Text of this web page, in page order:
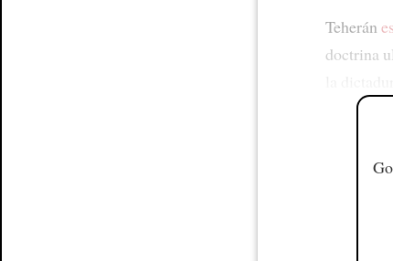
Teherán
doctrina